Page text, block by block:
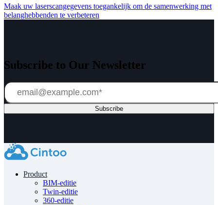
Maak uw laserscangegevens toegankelijk om de samenwerking met
belanghebbenden te verbeteren
Subscribe to Our Newsletter
Product
BIM-editie
Twin-editie
360-editie